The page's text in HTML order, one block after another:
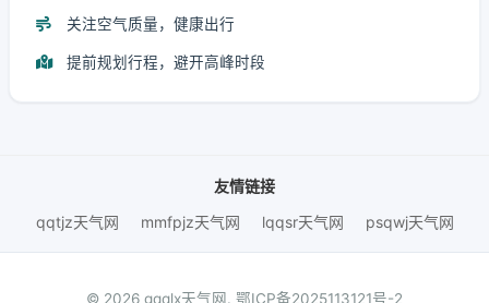
关注空气质量，健康出行
提前规划行程，避开高峰时段
友情链接
qqtjz天气网
mmfpjz天气网 lqqsr天气网 psqwj天气网
© 2026 gqqlx天气网. 鄂ICP备2025113121号-2